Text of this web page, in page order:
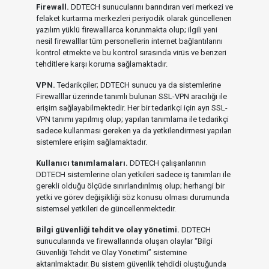
Firewall. DDTECH sunucularını barındıran veri merkezi ve
felaket kurtarma merkezleri periyodik olarak güncellenen
yazılım yüklü firewalllarca korunmakta olup; ilgili yeni
nesil firewalllar tüm personellerin internet bağlantılarını
kontrol etmekte ve bu kontrol sırasında virüs ve benzeri
tehditlere karşı koruma sağlamaktadır.
VPN. Tedarikçiler; DDTECH sunucu ya da sistemlerine
Firewalllar üzerinde tanımlı bulunan SSL-VPN aracılığı ile
erişim sağlayabilmektedir. Her bir tedarikçi için ayrı SSL-
VPN tanımı yapılmış olup; yapılan tanımlama ile tedarikçi
sadece kullanması gereken ya da yetkilendirmesi yapılan
sistemlere erişim sağlamaktadır.
Kullanıcı tanımlamaları. DDTECH çalışanlarının
DDTECH sistemlerine olan yetkileri sadece iş tanımları ile
gerekli olduğu ölçüde sınırlandırılmış olup; herhangi bir
yetki ve görev değişikliği söz konusu olması durumunda
sistemsel yetkileri de güncellenmektedir.
Bilgi güvenliği tehdit ve olay yönetimi. DDTECH
sunucularında ve firewallarında oluşan olaylar “Bilgi
Güvenliği Tehdit ve Olay Yönetimi” sistemine
aktarılmaktadır. Bu sistem güvenlik tehdidi oluştuğunda